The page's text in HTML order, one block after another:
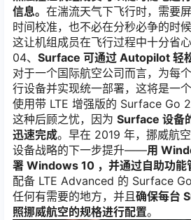
信息。 在湍流天气下飞行时，需要
时间校准，也不必在分秒必争的时
这让机组成员在飞行过程中十分省心
04、 Surface 可通过 Autopilot 轻
对于一个国际航空公司而言，为每
行设备并实现统一部署，这将是一
使用带 LTE 增强版的 Surface Go
这种后顾之忧，因为 Surface 设备
迅速完成。早在 2019 年，挪威航
设备战略的下一步提升——用
署 Windows 10 ，并通过自助功能
配备 LTE Advanced 的 Surface
任何有需要的地方，并且确保每台
照挪威航空的规格进行配置。